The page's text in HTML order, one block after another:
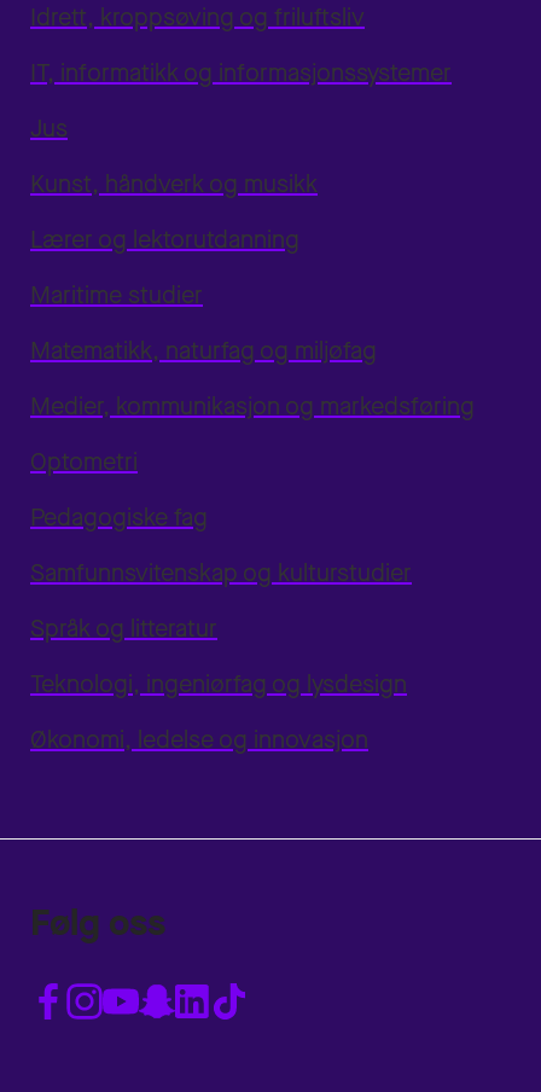
Idrett, kroppsøving og friluftsliv
IT, informatikk og informasjonssystemer
Jus
Kunst, håndverk og musikk
Lærer og lektorutdanning
Maritime studier
Matematikk, naturfag og miljøfag
Medier, kommunikasjon og markedsføring
Optometri
Pedagogiske fag
Samfunnsvitenskap og kulturstudier
Språk og litteratur
Teknologi, ingeniørfag og lysdesign
Økonomi, ledelse og innovasjon
Følg oss